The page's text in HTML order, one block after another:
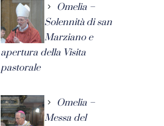
Omelia –
Solennità di san
Marziano e
apertura della Visita
pastorale
Omelia –
Messa del